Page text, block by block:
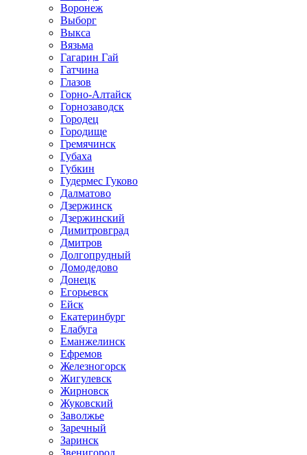
Воронеж
Выборг
Выкса
Вязьма
Гагарин Гай
Гатчина
Глазов
Горно-Алтайск
Горнозаводск
Городец
Городище
Гремячинск
Губаха
Губкин
Гудермес Гуково
Далматово
Дзержинск
Дзержинский
Димитровград
Дмитров
Долгопрудный
Домодедово
Донецк
Егорьевск
Ейск
Екатеринбург
Елабуга
Еманжелинск
Ефремов
Железногорск
Жигулевск
Жирновск
Жуковский
Заволжье
Заречный
Заринск
Звенигород